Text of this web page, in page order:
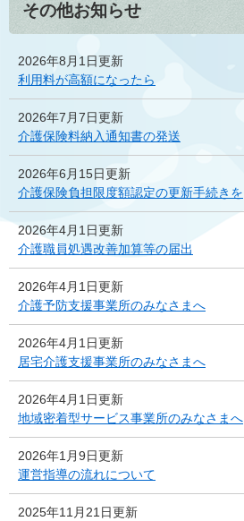
その他お知らせ
2026年8月1日更新
利用料が高額になったら
2026年7月7日更新
介護保険料納入通知書の発送
2026年6月15日更新
介護保険負担限度額認定の更新手続きを
2026年4月1日更新
介護職員処遇改善加算等の届出
2026年4月1日更新
介護予防支援事業所のみなさまへ
2026年4月1日更新
居宅介護支援事業所のみなさまへ
2026年4月1日更新
地域密着型サービス事業所のみなさまへ
2026年1月9日更新
運営指導の流れについて
2025年11月21日更新